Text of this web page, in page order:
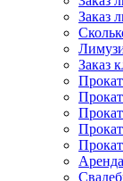
Заказ
Заказ